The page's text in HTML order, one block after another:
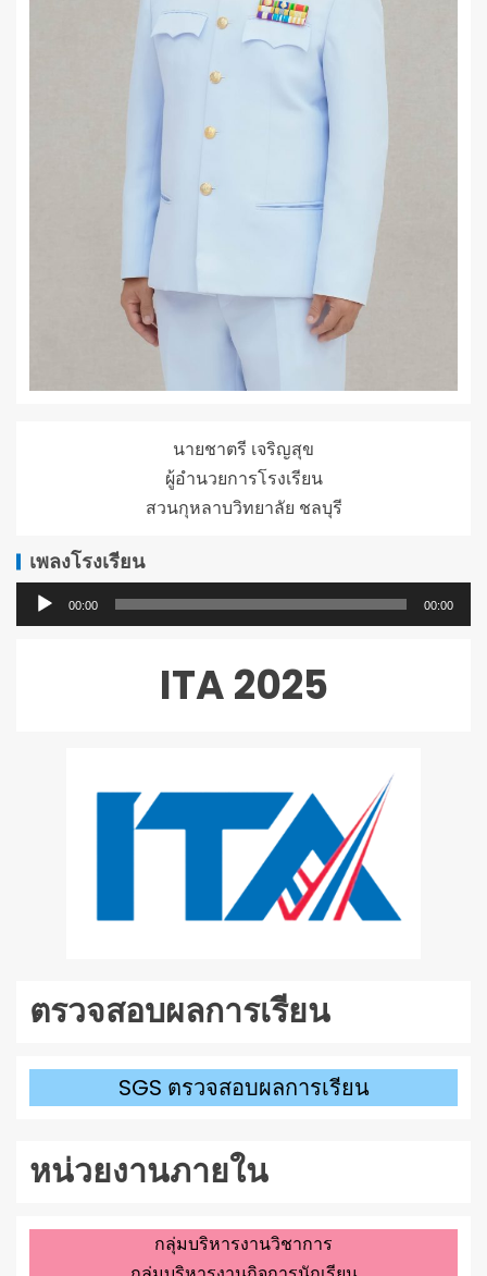
นายชาตรี เจริญสุข
ผู้อำนวยการโรงเรียน
สวนกุหลาบวิทยาลัย ชลบุรี
เพลงโรงเรียน
ตัว
00:00 00:00
ITA 2025
ตรวจสอบผลการเรียน
SGS ตรวจสอบผลการเรียน
หน่วยงานภายใน
กลุ่มบริหารงานวิชาการ